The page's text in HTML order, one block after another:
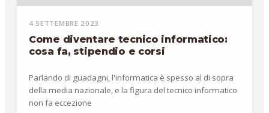
4 SETTEMBRE 2023
Come diventare tecnico informatico:
cosa fa, stipendio e corsi
Parlando di guadagni, l'informatica è spesso al di sopra
della media nazionale, e la figura del tecnico informatico
non fa eccezione